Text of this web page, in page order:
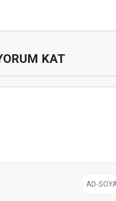
KAT